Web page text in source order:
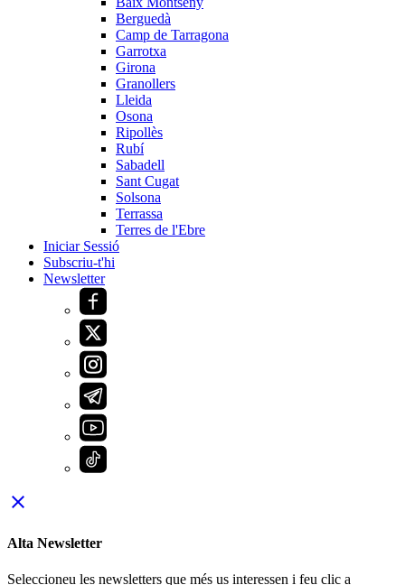
Berguedà
Camp de Tarragona
Garrotxa
Girona
Granollers
Lleida
Osona
Ripollès
Rubí
Sabadell
Sant Cugat
Solsona
Terrassa
Terres de l'Ebre
Iniciar Sessió
Subscriu-t'hi
Newsletter
close
Alta Newsletter
Seleccioneu les newsletters que més us interessen i feu clic a